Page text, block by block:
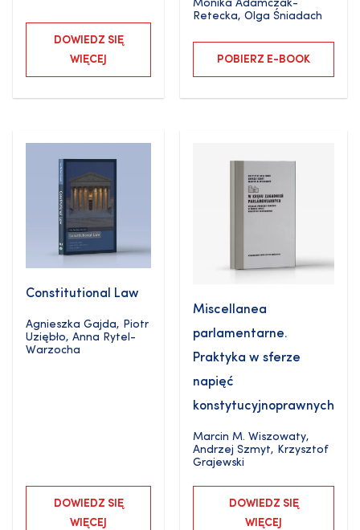
DOWIEDZ SIĘ
WIĘCEJ
Monika Adamczak-
Retecka, Olga Śniadach
POBIERZ E-BOOK
Constitutional Law
Agnieszka Gajda, Piotr
Uziębło, Anna Rytel-
Warzocha
DOWIEDZ SIĘ
WIĘCEJ
Miscellanea
parlamentarne.
Praktyka w sferze
napięć
konstytucyjnoprawnych
Marcin M. Wiszowaty,
Andrzej Szmyt, Krzysztof
Grajewski
DOWIEDZ SIĘ
WIĘCEJ